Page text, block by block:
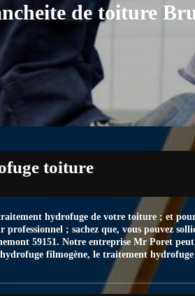
de toiture
toiture
hydrofuge de votre toiture ; et
; sachez que, vous pouvez
59151. Notre entreprise Mr Poret
filmogène, le traitement